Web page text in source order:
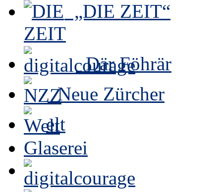
„DIE ZEIT“
Där Föhrär
Neue Zürcher
elt
Glaserei